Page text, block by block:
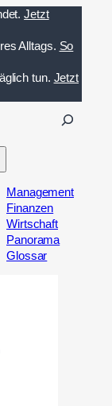
Jetzt
Alltags. So
tun. Jetzt
n
Management
Finanzen
Wirtschaft
Panorama
Glossar